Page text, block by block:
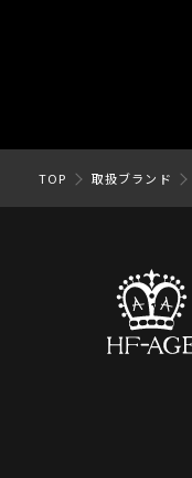
TOP 取扱ブランド